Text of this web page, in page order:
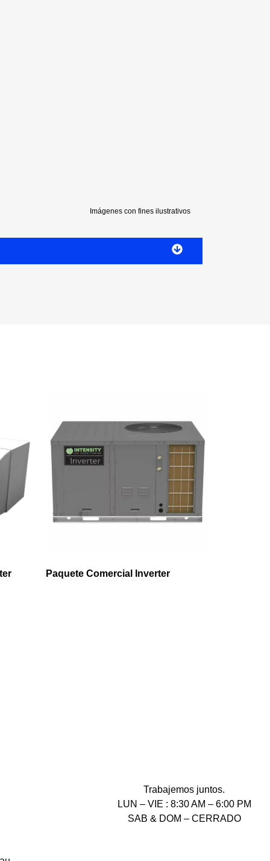
Imágenes con fines ilustrativos
Paquete Comercial Inverter
Trabajemos juntos.
LUN – VIE : 8:30 AM – 6:00 PM
SAB & DOM – CERRADO